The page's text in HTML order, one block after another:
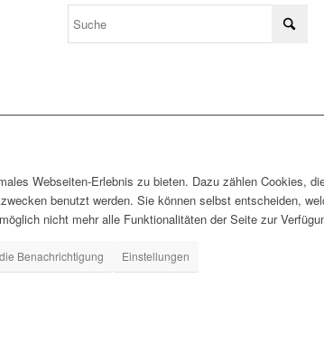
Webseiten-Erlebnis zu bieten. Dazu zählen Cookies,
benutzt werden. Sie können selbst entscheiden,
nicht mehr alle Funktionalitäten der Seite zur
Benachrichtigung Einstellungen